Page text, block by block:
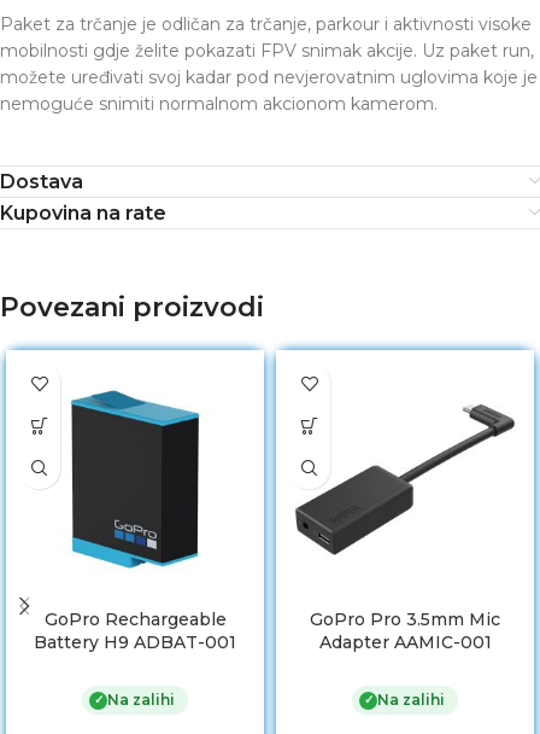
Paket za trčanje je odličan za trčanje, parkour i aktivnosti visoke
mobilnosti gdje želite pokazati FPV snimak akcije. Uz paket run,
možete uređivati ​​svoj kadar pod nevjerovatnim uglovima koje je
nemoguće snimiti normalnom akcionom kamerom.
Dostava
Kupovina na rate
Povezani proizvodi
GoPro Rechargeable
Battery H9 ADBAT-001
✓ Na zalihi
GoPro Pro 3.5mm Mic
Adapter AAMIC-001
✓ Na zalihi